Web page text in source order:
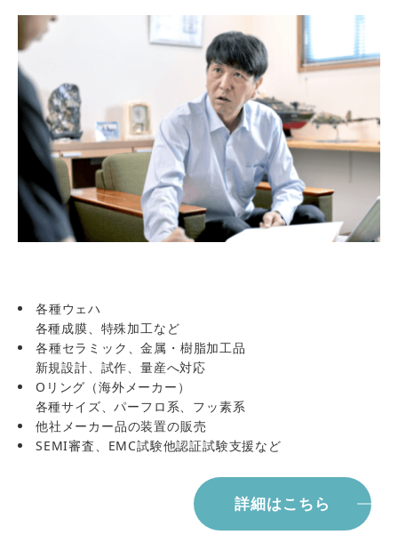
各種ウェハ
各種成膜、特殊加工など
各種セラミック、金属・樹脂加工品
新規設計、試作、量産へ対応
Oリング（海外メーカー）
各種サイズ、パーフロ系、フッ素系
他社メーカー品の装置の販売
SEMI審査、EMC試験他認証試験支援など
詳細はこちら